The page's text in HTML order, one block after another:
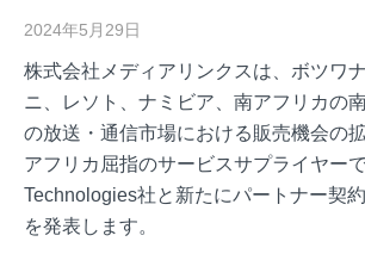
2024年5月29日
株式会社メディアリンクスは、ボツワ
ニ、レソト、ナミビア、南アフリカの
の放送・通信市場における販売機会の
アフリカ屈指のサービスサプライヤー
Technologies社と新たにパートナー契
を発表します。